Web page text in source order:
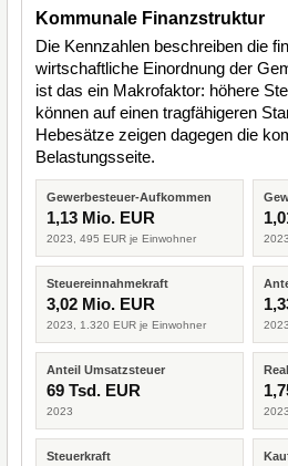
Kommunale Finanzstruktur
Die Kennzahlen beschreiben die
wirtschaftliche Einordnung der
ist das ein Makrofaktor: höhere
können auf einen tragfähigeren
Hebesätze zeigen dagegen die
Belastungsseite.
Gewerbesteuer-Aufkommen
1,13 Mio. EUR
2023, 495 EUR je Einwohner
Steuereinnahmekraft
3,02 Mio. EUR
2023, 1.320 EUR je Einwohner 2023
Anteil Umsatzsteuer
69 Tsd. EUR
2023 2023
Steuerkraft